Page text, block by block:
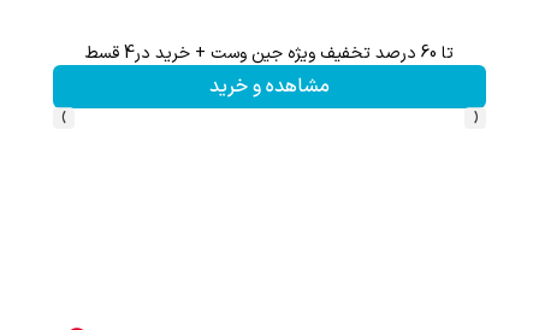
تا 60 درصد تخفیف ویژه جین وست + خرید در4 قسط
مشاهده و خرید
‹
›